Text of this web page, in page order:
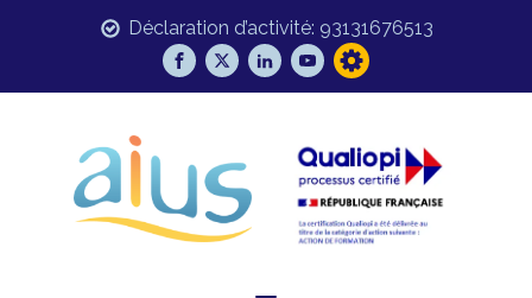
Déclaration d’activité: 93131676513